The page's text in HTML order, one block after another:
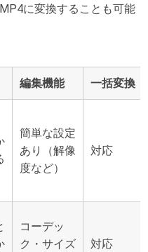
に変換することも可能
編集機能 一括変換
簡単な設定
あり（解像
度など）
対応
コーデッ
ク・サイズ
対応